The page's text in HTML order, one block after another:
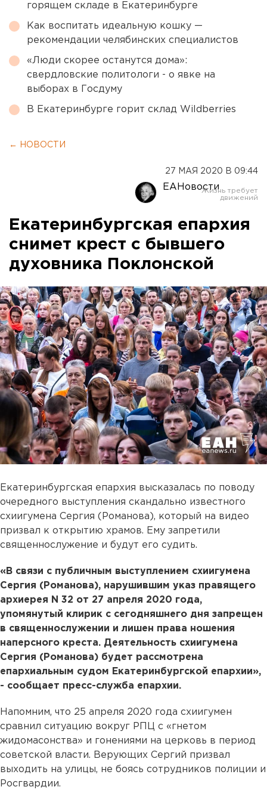
горящем складе в Екатеринбурге
Как воспитать идеальную кошку —
рекомендации челябинских специалистов
«Люди скорее останутся дома»:
свердловские политологи - о явке на
выборах в Госдуму
В Екатеринбурге горит склад Wildberries
← НОВОСТИ
27 МАЯ 2020 В 09:44
ЕАНовости
Екатеринбургская епархия
снимет крест с бывшего
духовника Поклонской
Екатеринбургская епархия высказалась по поводу
очередного выступления скандально известного
схиигумена Сергия (Романова), который на видео
призвал к открытию храмов. Ему запретили
священнослужение и будут его судить.
«В связи с публичным выступлением схиигумена
Сергия (Романова), нарушившим указ правящего
архиерея N 32 от 27 апреля 2020 года,
упомянутый клирик с сегодняшнего дня запрещен
в священнослужении и лишен права ношения
наперсного креста. Деятельность схиигумена
Сергия (Романова) будет рассмотрена
епархиальным судом Екатеринбургской епархии»,
- сообщает пресс-служба епархии.
Напомним, что 25 апреля 2020 года схиигумен
сравнил ситуацию вокруг РПЦ с «гнетом
жидомасонства» и гонениями на церковь в период
советской власти. Верующих Сергий призвал
выходить на улицы, не боясь сотрудников полиции и
Росгвардии.